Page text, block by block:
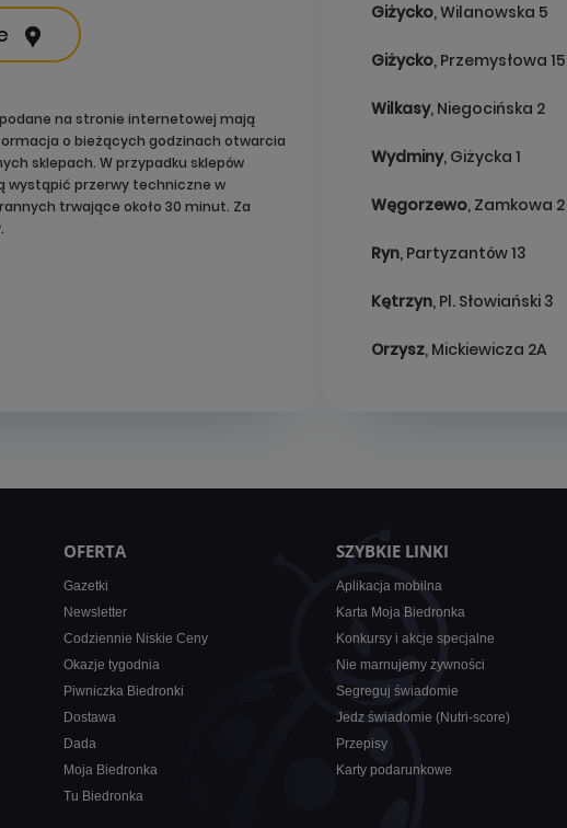
na stronie internetowej mają
o bieżących godzinach otwarcia
sklepach. W przypadku sklepów
wystąpić przerwy techniczne w
trwające około 30 minut. Za
Giżycko, Wilanowska 5
Giżycko, Przemysłowa 15
Wilkasy, Niegocińska 2
Wydminy, Giżycka 1
Węgorzewo, Zamkowa 2
Ryn, Partyzantów 13
Kętrzyn, Pl. Słowiański 3
Orzysz, Mickiewicza 2A
OFERTA
Gazetki
Newsletter
Codziennie Niskie Ceny
Okazje tygodnia
Piwniczka Biedronki
Dostawa
Dada
Moja Biedronka
Tu Biedronka
SZYBKIE LINKI
Aplikacja mobilna
Karta Moja Biedronka
Konkursy i akcje specjalne
Nie marnujemy żywności
Segreguj świadomie
Jedz świadomie (Nutri-score)
Przepisy
Karty podarunkowe